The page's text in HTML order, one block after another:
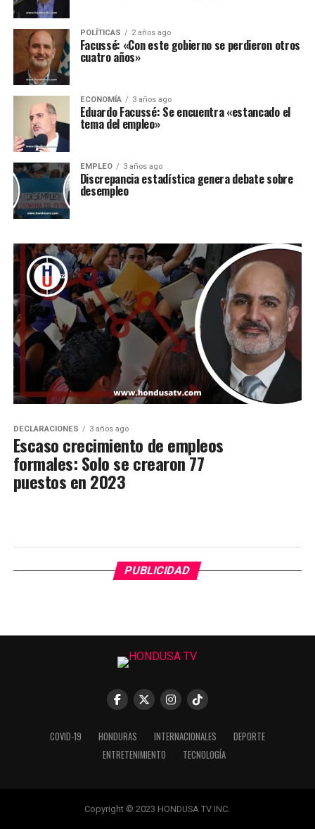
POLÍTICAS 2 años ago
Facussé: «Con este gobierno se perdieron otros
cuatro años»
ECONOMÍA 3 años ago
Eduardo Facussé: Se encuentra «estancado el
tema del empleo»
EMPLEO 3 años ago
Discrepancia estadística genera debate sobre
desempleo
DECLARACIONES 3 años ago
Escaso crecimiento de empleos
formales: Solo se crearon 77
puestos en 2023
PUBLICIDAD
COVID-19 HONDURAS INTERNACIONALES
DEPORTE
ENTRETENIMIENTO
TECNOLOGÍA
Copyright © 2023 HONDUSA TV INC.